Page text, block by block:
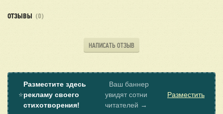
ОТЗЫВЫ (0)
НАПИСАТЬ ОТЗЫВ
⭐
Разместите здесь
рекламу своего
стихотворения!
Ваш баннер
увидят сотни
читателей →
Разместить